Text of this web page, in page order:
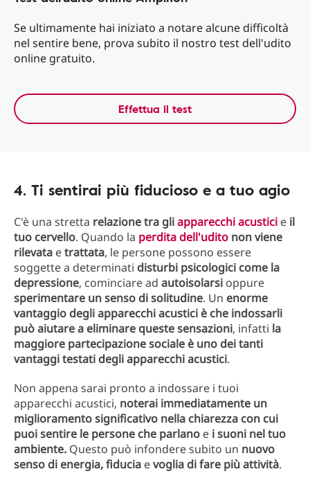
Se ultimamente hai iniziato a notare alcune difficoltà
nel sentire bene, prova subito il nostro test dell'udito
online gratuito.
Effettua il test
4. Ti sentirai più fiducioso e a tuo agio
C'è una stretta relazione tra gliapparecchi acustici e il
tuo cervello. Quando la perdita dell'udito non viene
rilevata etrattata, le persone possono essere
soggette a determinati disturbi psicologici come la
depressione, cominciare ad autoisolarsi oppure
sperimentare un senso di solitudine. Un enorme
vantaggio degli apparecchi acustici è che indossarli
può aiutare a eliminare queste sensazioni, infatti la
maggiore partecipazione sociale è uno dei tanti
vantaggi testati degli apparecchi acustici.
Non appena sarai pronto a indossare i tuoi
apparecchi acustici, noterai immediatamente un
miglioramento significativo nella chiarezza con cui
puoi sentire le persone che parlano e i suoni nel tuo
ambiente. Questo può infondere subito un nuovo
senso di energia, fiducia evoglia di fare più attività.